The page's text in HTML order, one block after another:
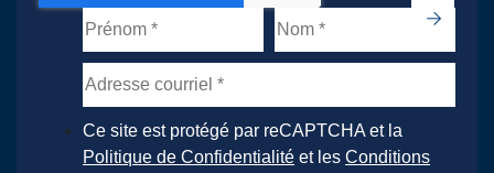
Ce site est protégé par reCAPTCHA et la
Politique de Confidentialité et les Conditions
->